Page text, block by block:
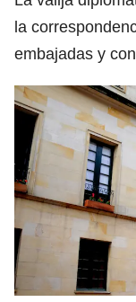
la
embajadas y